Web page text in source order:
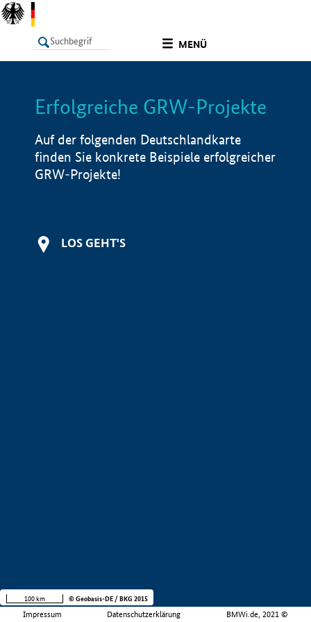
MENÜ
LISTE Info
Erfolgreiche GRW-Projekte
Auf der folgenden Deutschlandkarte
finden Sie konkrete Beispiele erfolgreicher
GRW-Projekte!
LOS GEHT'S
Impressum Datenschutzerklärung BMWi.de, 2021 ©
100 km © Geobasis-DE / BKG 2015